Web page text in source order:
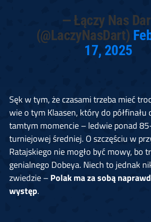
— Łączy Nas
(@LaczyNasDart)
17, 2025
Sęk w tym, że czasami trzeba mieć
wie o tym Klaasen, który do półfinału
tamtym momencie – ledwie ponad
turniejowej średniej. O szczęściu w
Ratajskiego nie mogło być mowy, bo
genialnego Dobeya. Niech to jednak
zwiedzie –Polak ma za sobą
występ.